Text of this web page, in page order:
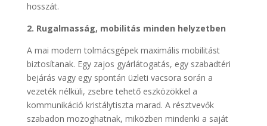
hosszát.
2. Rugalmasság, mobilitás minden helyzetben
A mai modern tolmácsgépek maximális mobilitást
biztosítanak. Egy zajos gyárlátogatás, egy szabadtéri
bejárás vagy egy spontán üzleti vacsora során a
vezeték nélküli, zsebre tehető eszközökkel a
kommunikáció kristálytiszta marad. A résztvevők
szabadon mozoghatnak, miközben mindenki a saját